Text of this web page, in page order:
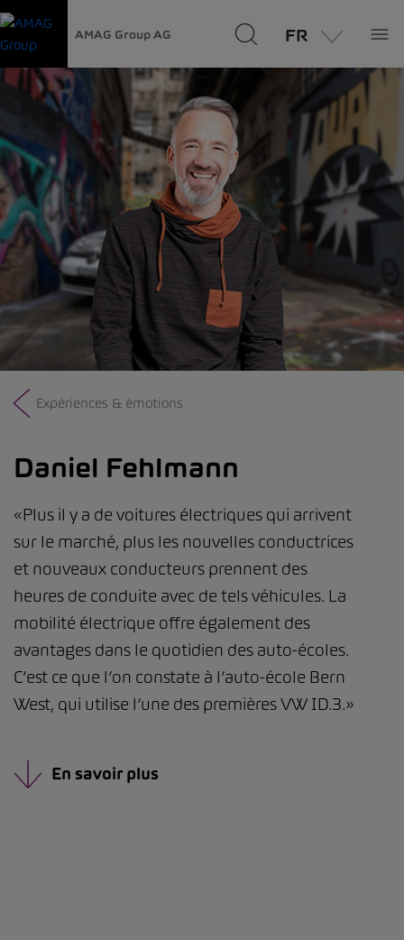
AMAG Group AG FR
Expériences & émotions
Daniel Fehlmann
«Plus il y a de voitures électriques qui arrivent
sur le marché, plus les nouvelles conductrices
et nouveaux conducteurs prennent des
heures de conduite avec de tels véhicules. La
mobilité électrique offre également des
avantages dans le quotidien des auto-écoles.
C’est ce que l’on constate à l’auto-école Bern
West, qui utilise l’une des premières VW ID.3.»
En savoir plus